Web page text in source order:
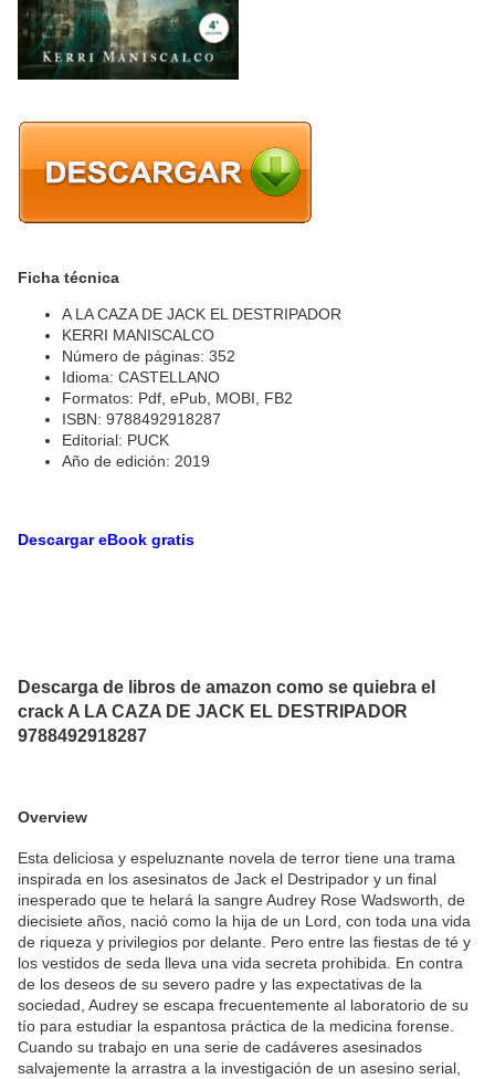
Ficha técnica
A LA CAZA DE JACK EL DESTRIPADOR
KERRI MANISCALCO
Número de páginas: 352
Idioma: CASTELLANO
Formatos: Pdf, ePub, MOBI, FB2
ISBN: 9788492918287
Editorial: PUCK
Año de edición: 2019
Descargar eBook gratis
Descarga de libros de amazon como se quiebra el
crack A LA CAZA DE JACK EL DESTRIPADOR
9788492918287
Overview
Esta deliciosa y espeluznante novela de terror tiene una trama
inspirada en los asesinatos de Jack el Destripador y un final
inesperado que te helará la sangre Audrey Rose Wadsworth, de
diecisiete años, nació como la hija de un Lord, con toda una vida
de riqueza y privilegios por delante. Pero entre las fiestas de té y
los vestidos de seda lleva una vida secreta prohibida. En contra
de los deseos de su severo padre y las expectativas de la
sociedad, Audrey se escapa frecuentemente al laboratorio de su
tío para estudiar la espantosa práctica de la medicina forense.
Cuando su trabajo en una serie de cadáveres asesinados
salvajemente la arrastra a la investigación de un asesino serial,